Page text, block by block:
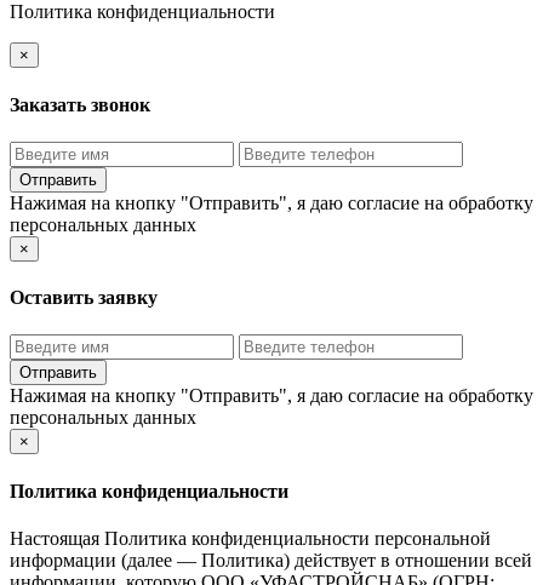
Политика конфиденциальности
×
Заказать звонок
Нажимая на кнопку "Отправить", я даю согласие на обработку
персональных данных
×
Оставить заявку
Нажимая на кнопку "Отправить", я даю согласие на обработку
персональных данных
×
Политика конфиденциальности
Настоящая Политика конфиденциальности персональной
информации (далее — Политика) действует в отношении всей